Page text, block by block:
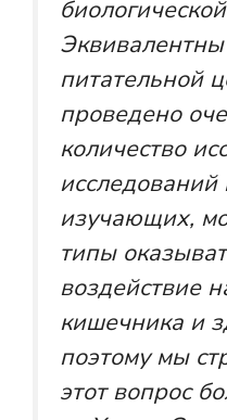
питательной
проведено
количество
изучающих,
типы
воздействие
кишечника и
поэтому мы
этот вопрос